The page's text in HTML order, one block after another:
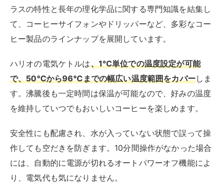
ラスの特性と長年の理化学品に関する専門知識を結集し
て、コーヒーサイフォンやドリッパーなど、多彩なコー
ヒー製品のラインナップを展開しています。
ハリオの電気ケトルは、1℃単位での温度設定が可能
で、50℃から96℃までの幅広い温度範囲をカバーしま
す。沸騰後も一定時間は保温が可能なので、好みの温度
を維持していつでもおいしいコーヒーを楽しめます。
安全性にも配慮され、水が入っていない状態で誤って操
作しても空だきを防ぎます。10分間操作がなかった場合
には、自動的に電源が切れるオートパワーオフ機能によ
り、電気代も気になりません。